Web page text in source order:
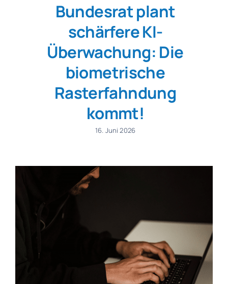
Bundesrat plant
schärfere KI-
Überwachung: Die
biometrische
Rasterfahndung
kommt!
16. Juni 2026